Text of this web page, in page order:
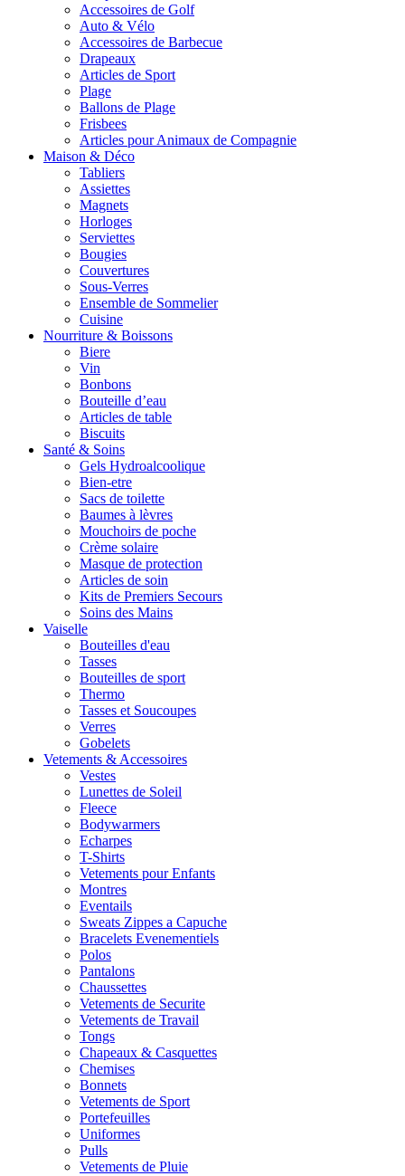
Accessoires de Golf
Auto & Vélo
Accessoires de Barbecue
Drapeaux
Articles de Sport
Plage
Ballons de Plage
Frisbees
Articles pour Animaux de Compagnie
Maison & Déco
Tabliers
Assiettes
Magnets
Horloges
Serviettes
Bougies
Couvertures
Sous-Verres
Ensemble de Sommelier
Cuisine
Nourriture & Boissons
Biere
Vin
Bonbons
Bouteille d’eau
Articles de table
Biscuits
Santé & Soins
Gels Hydroalcoolique
Bien-etre
Sacs de toilette
Baumes à lèvres
Mouchoirs de poche
Crème solaire
Masque de protection
Articles de soin
Kits de Premiers Secours
Soins des Mains
Vaiselle
Bouteilles d'eau
Tasses
Bouteilles de sport
Thermo
Tasses et Soucoupes
Verres
Gobelets
Vetements & Accessoires
Vestes
Lunettes de Soleil
Fleece
Bodywarmers
Echarpes
T-Shirts
Vetements pour Enfants
Montres
Eventails
Sweats Zippes a Capuche
Bracelets Evenementiels
Polos
Pantalons
Chaussettes
Vetements de Securite
Vetements de Travail
Tongs
Chapeaux & Casquettes
Chemises
Bonnets
Vetements de Sport
Portefeuilles
Uniformes
Pulls
Vetements de Pluie